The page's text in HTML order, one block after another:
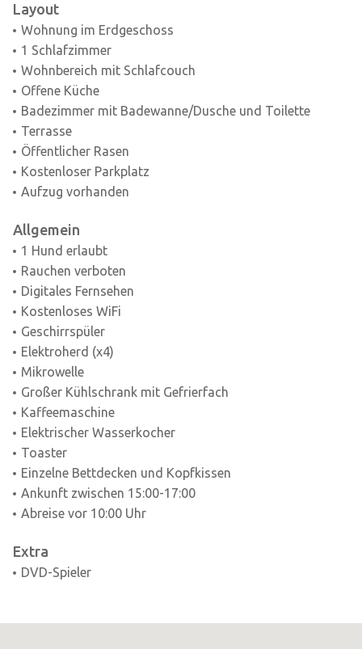
Layout
Wohnung im Erdgeschoss
1 Schlafzimmer
Wohnbereich mit Schlafcouch
Offene Küche
Badezimmer mit Badewanne/Dusche und Toilette
Terrasse
Öffentlicher Rasen
Kostenloser Parkplatz
Aufzug vorhanden
Allgemein
1 Hund erlaubt
Rauchen verboten
Digitales Fernsehen
Kostenloses WiFi
Geschirrspüler
Elektroherd (x4)
Mikrowelle
Großer Kühlschrank mit Gefrierfach
Kaffeemaschine
Elektrischer Wasserkocher
Toaster
Einzelne Bettdecken und Kopfkissen
Ankunft zwischen 15:00-17:00
Abreise vor 10:00 Uhr
Extra
DVD-Spieler